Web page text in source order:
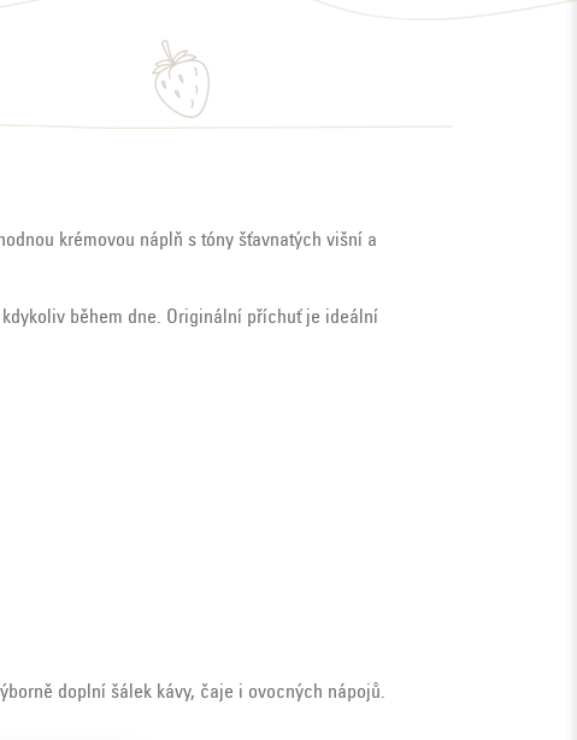
krémovou náplň s tóny šťavnatých višní a
během dne. Originální příchuť je ideální
doplní šálek kávy, čaje i ovocných nápojů.